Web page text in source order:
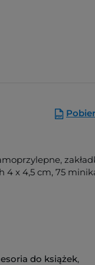
4 x 4,5 cm, 75
do książek,